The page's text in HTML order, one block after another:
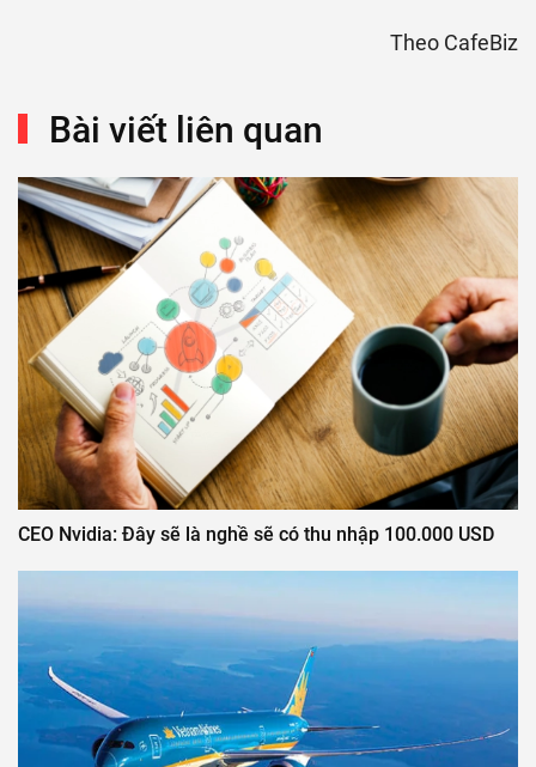
Theo CafeBiz
Bài viết liên quan
CEO Nvidia: Đây sẽ là nghề sẽ có thu nhập 100.000 USD